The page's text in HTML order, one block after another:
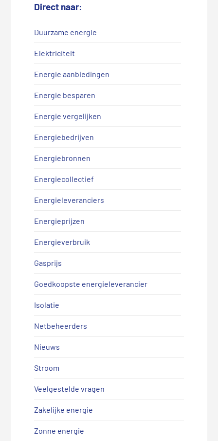
Direct naar:
Duurzame energie
Elektriciteit
Energie aanbiedingen
Energie besparen
Energie vergelijken
Energiebedrijven
Energiebronnen
Energiecollectief
Energieleveranciers
Energieprijzen
Energieverbruik
Gasprijs
Goedkoopste energieleverancier
Isolatie
Netbeheerders
Nieuws
Stroom
Veelgestelde vragen
Zakelijke energie
Zonne energie